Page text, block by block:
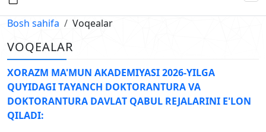
Bosh sahifa Voqealar
VOQEALAR
XORАZM MА'MUN АKАDEMIYASI 2026-YILGА
QUYIDАGI TАYANCH DOKTORАNTURА VА
DOKTORАNTURА DАVLАT QАBUL REJАLАRINI E'LON
QILАDI: